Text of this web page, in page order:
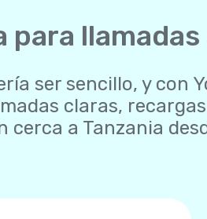
para
ser sencillo, y con
claras,
a Tanzania